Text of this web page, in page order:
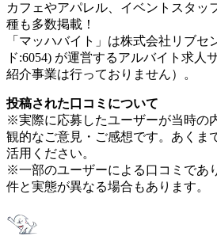
カフェやアパレル、イベントスタッ
種も多数掲載！
「マッハバイト」は株式会社リブセ
ド:6054) が運営するアルバイト求人
紹介事業は行っておりません）。
投稿された口コミについて
※実際に応募したユーザーが当時の
観的なご意見・ご感想です。あくま
活用ください。
※一部のユーザーによる口コミであ
件と実態が異なる場合もあります。